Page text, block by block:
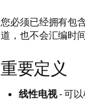
您必须已经拥有包
道，也不会汇编时间
重要定义
线性电视- 可以